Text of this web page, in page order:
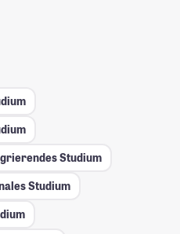
Studium
Studium